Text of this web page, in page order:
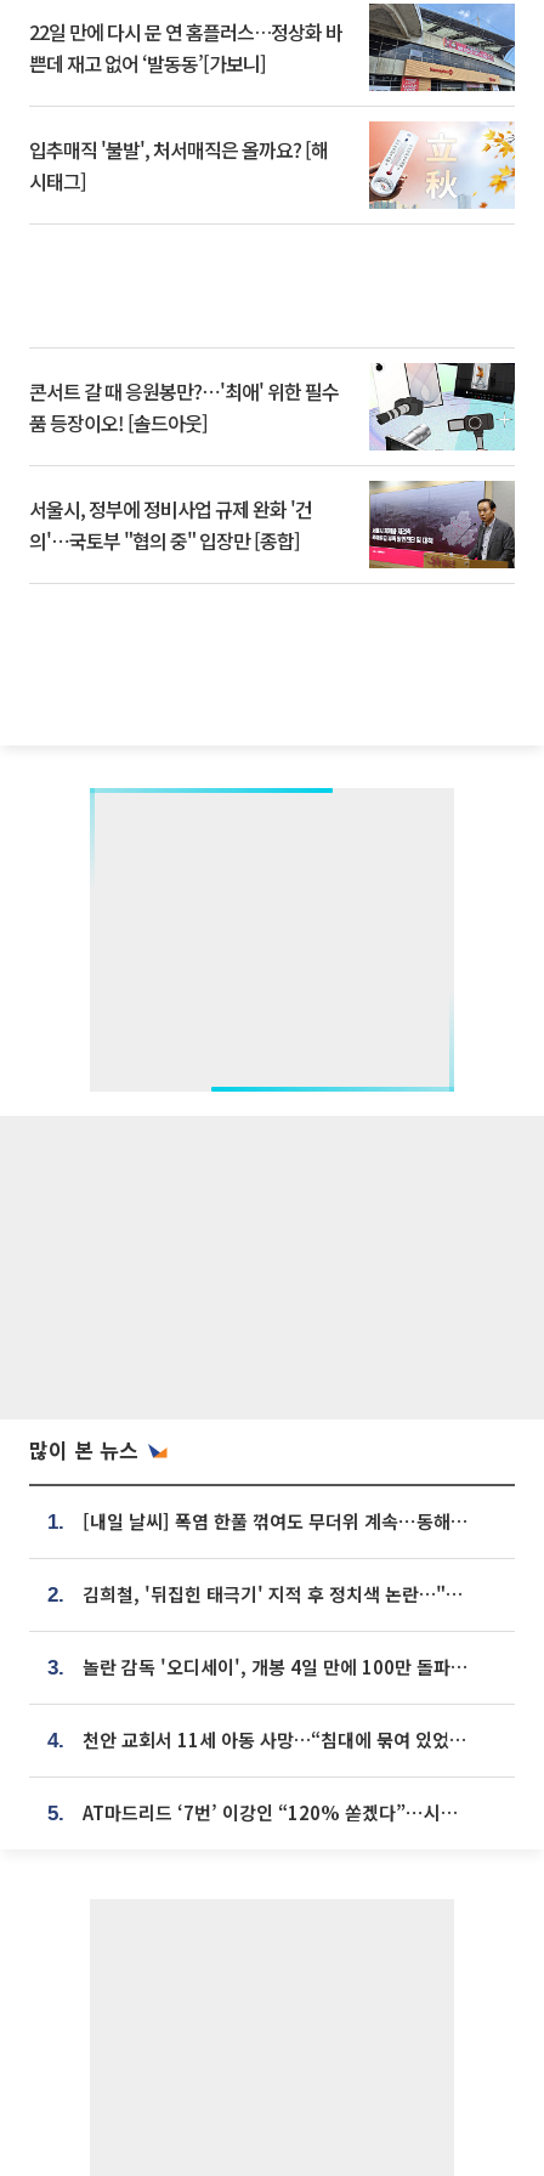
22일 만에 다시 문 연 홈플러스…정상화 바
쁜데 재고 없어 ‘발동동’[가보니]
입추매직 '불발', 처서매직은 올까요? [해
시태그]
콘서트 갈 때 응원봉만?⋯'최애' 위한 필수
품 등장이오! [솔드아웃]
서울시, 정부에 정비사업 규제 완화 '건
의'⋯국토부 "협의 중" 입장만 [종합]
많이 본 뉴스
1. [내일 날씨] 폭염 한풀 꺾여도 무더위 계속⋯동해안 이틀 연속 비
2. 김희철, '뒤집힌 태극기' 지적 후 정치색 논란…"좌우 떠나 우리나라 국기"
3. 놀란 감독 '오디세이', 개봉 4일 만에 100만 돌파⋯'왕사남' 보다 빠르다
4. 천안 교회서 11세 아동 사망…“침대에 묶여 있었다” 진술 확보
5. AT마드리드 ‘7번’ 이강인 “120% 쏟겠다”⋯시메오네 감독 “필요한 선수”